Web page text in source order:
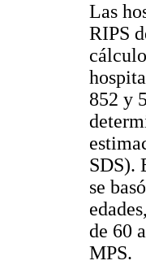
Las
RIPS
852 y
SDS).
se
de 60
MPS.